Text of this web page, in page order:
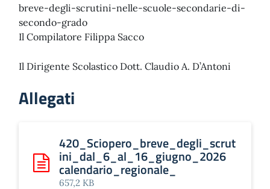
breve-degli-scrutini-nelle-scuole-secondarie-di-
secondo-grado
Il Compilatore Filippa Sacco
Il Dirigente Scolastico Dott. Claudio A. D’Antoni
Allegati
Scarica:
420_Sciopero_breve_degli_scrut
ini_dal_6_al_16_giugno_2026
calendario_regionale_
657,2 KB